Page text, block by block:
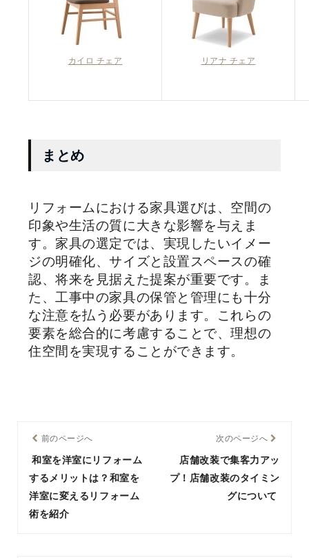
カイロ チェア リアナ チェア
まとめ
リフォームにおける家具選びは、空間の
印象や生活の質に大きな影響を与えま
す。家具の選定では、実現したいイメー
ジの明確化、サイズと設置スペースの確
認、将来を見据えた提案が重要です。ま
た、工事中の家具の保管と管理にも十分
な注意を払う必要があります。これらの
要素を総合的に考慮することで、理想の
住空間を実現することができます。
前のページへ
和室を洋室にリフォーム
するメリットは？和室を
洋室に変えるリフォーム
術を紹介
次のページへ
店舗改装で集客力アッ
プ！店舗改装のタイミン
グについて